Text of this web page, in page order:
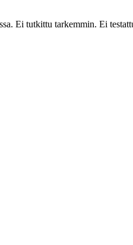
Ei tutkittu tarkemmin. Ei